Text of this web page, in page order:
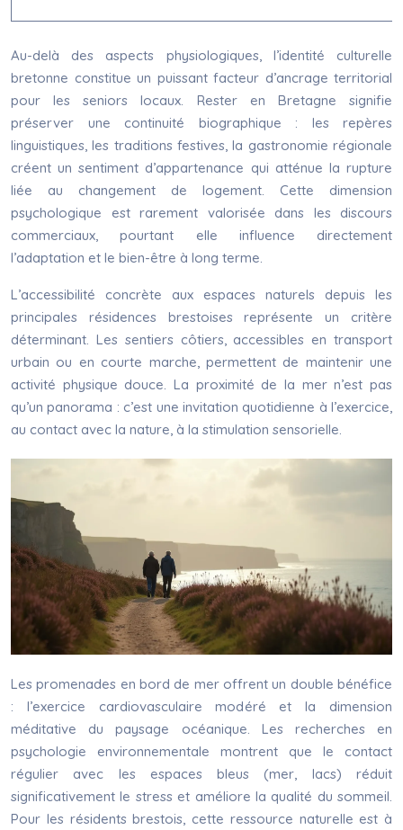
Au-delà des aspects physiologiques, l’identité culturelle
bretonne constitue un puissant facteur d’ancrage territorial
pour les seniors locaux. Rester en Bretagne signifie
préserver une continuité biographique : les repères
linguistiques, les traditions festives, la gastronomie régionale
créent un sentiment d’appartenance qui atténue la rupture
liée au changement de logement. Cette dimension
psychologique est rarement valorisée dans les discours
commerciaux, pourtant elle influence directement
l’adaptation et le bien-être à long terme.
L’accessibilité concrète aux espaces naturels depuis les
principales résidences brestoises représente un critère
déterminant. Les sentiers côtiers, accessibles en transport
urbain ou en courte marche, permettent de maintenir une
activité physique douce. La proximité de la mer n’est pas
qu’un panorama : c’est une invitation quotidienne à l’exercice,
au contact avec la nature, à la stimulation sensorielle.
Les promenades en bord de mer offrent un double bénéfice
: l’exercice cardiovasculaire modéré et la dimension
méditative du paysage océanique. Les recherches en
psychologie environnementale montrent que le contact
régulier avec les espaces bleus (mer, lacs) réduit
significativement le stress et améliore la qualité du sommeil.
Pour les résidents brestois, cette ressource naturelle est à